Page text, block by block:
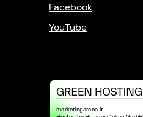
Facebook
YouTube